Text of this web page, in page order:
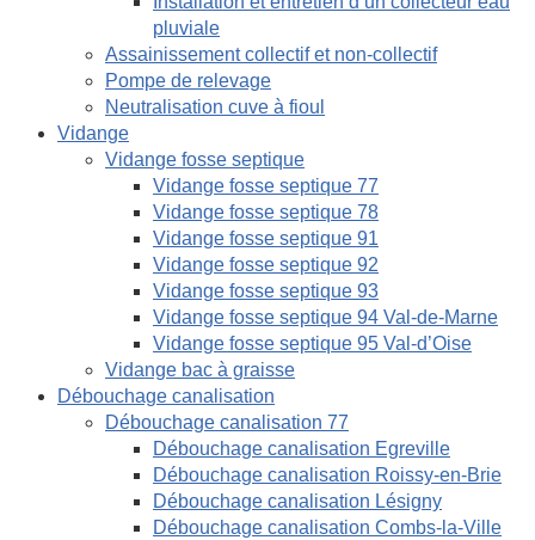
pluviale
Assainissement collectif et non-collectif
Pompe de relevage
Neutralisation cuve à fioul
Vidange
Vidange fosse septique
Vidange fosse septique 77
Vidange fosse septique 78
Vidange fosse septique 91
Vidange fosse septique 92
Vidange fosse septique 93
Vidange fosse septique 94 Val-de-Marne
Vidange fosse septique 95 Val-d’Oise
Vidange bac à graisse
Débouchage canalisation
Débouchage canalisation 77
Débouchage canalisation Egreville
Débouchage canalisation Roissy-en-Brie
Débouchage canalisation Lésigny
Débouchage canalisation Combs-la-Ville